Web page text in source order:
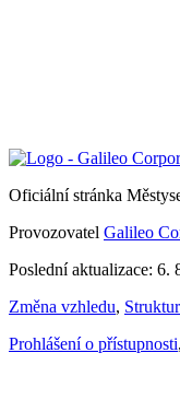
Oficiální stránka
Provozovatel Galileo
Poslední aktualizace: 6.
Změna vzhledu,
Prohlášení o přístupnosti,